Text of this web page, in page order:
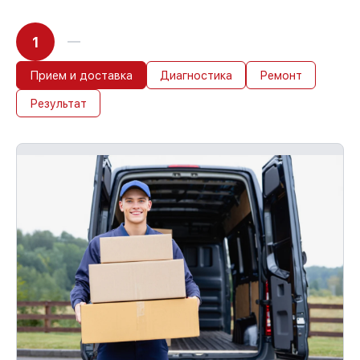
1
Прием и доставка Диагностика Ремонт
Результат